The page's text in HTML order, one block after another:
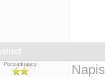
Początkujący